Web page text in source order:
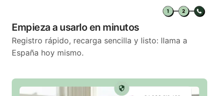
Empieza a usarlo en minutos
Registro rápido, recarga sencilla y listo: llama a
España hoy mismo.